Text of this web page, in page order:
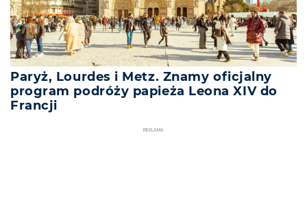
Paryż, Lourdes i Metz. Znamy oficjalny
program podróży papieża Leona XIV do
Francji
REKLAMA